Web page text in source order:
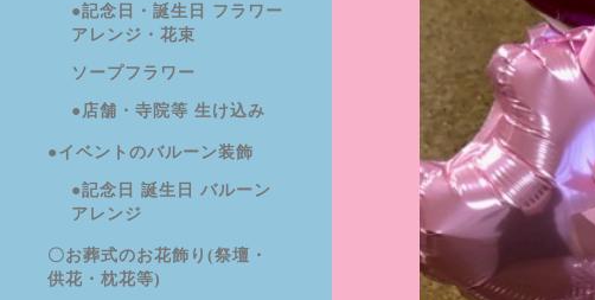
●記念日・誕生日 フラワー
アレンジ・花束
ソープフラワー
●店舗・寺院等 生け込み
●イベントのバルーン装飾
●記念日 誕生日 バルーン
アレンジ
〇お葬式のお花飾り(祭壇・
供花・枕花等)